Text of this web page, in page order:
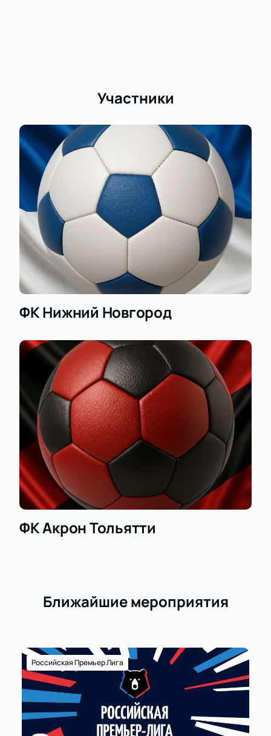
Участники
ФК Нижний Новгород
ФК Акрон Тольятти
Ближайшие мероприятия
Российская Премьер Лига